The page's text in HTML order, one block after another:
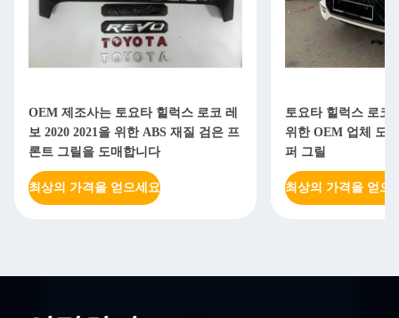
OEM 제조사는 토요타 힐럭스 로코 레
보 2020 2021을 위한 ABS 재질 검은 프
론트 그릴을 도매합니다
최상의 가격을 얻으세요
토요타 힐럭스 로코
위한 OEM 업체 도
퍼 그릴
최상의 가격을 얻으